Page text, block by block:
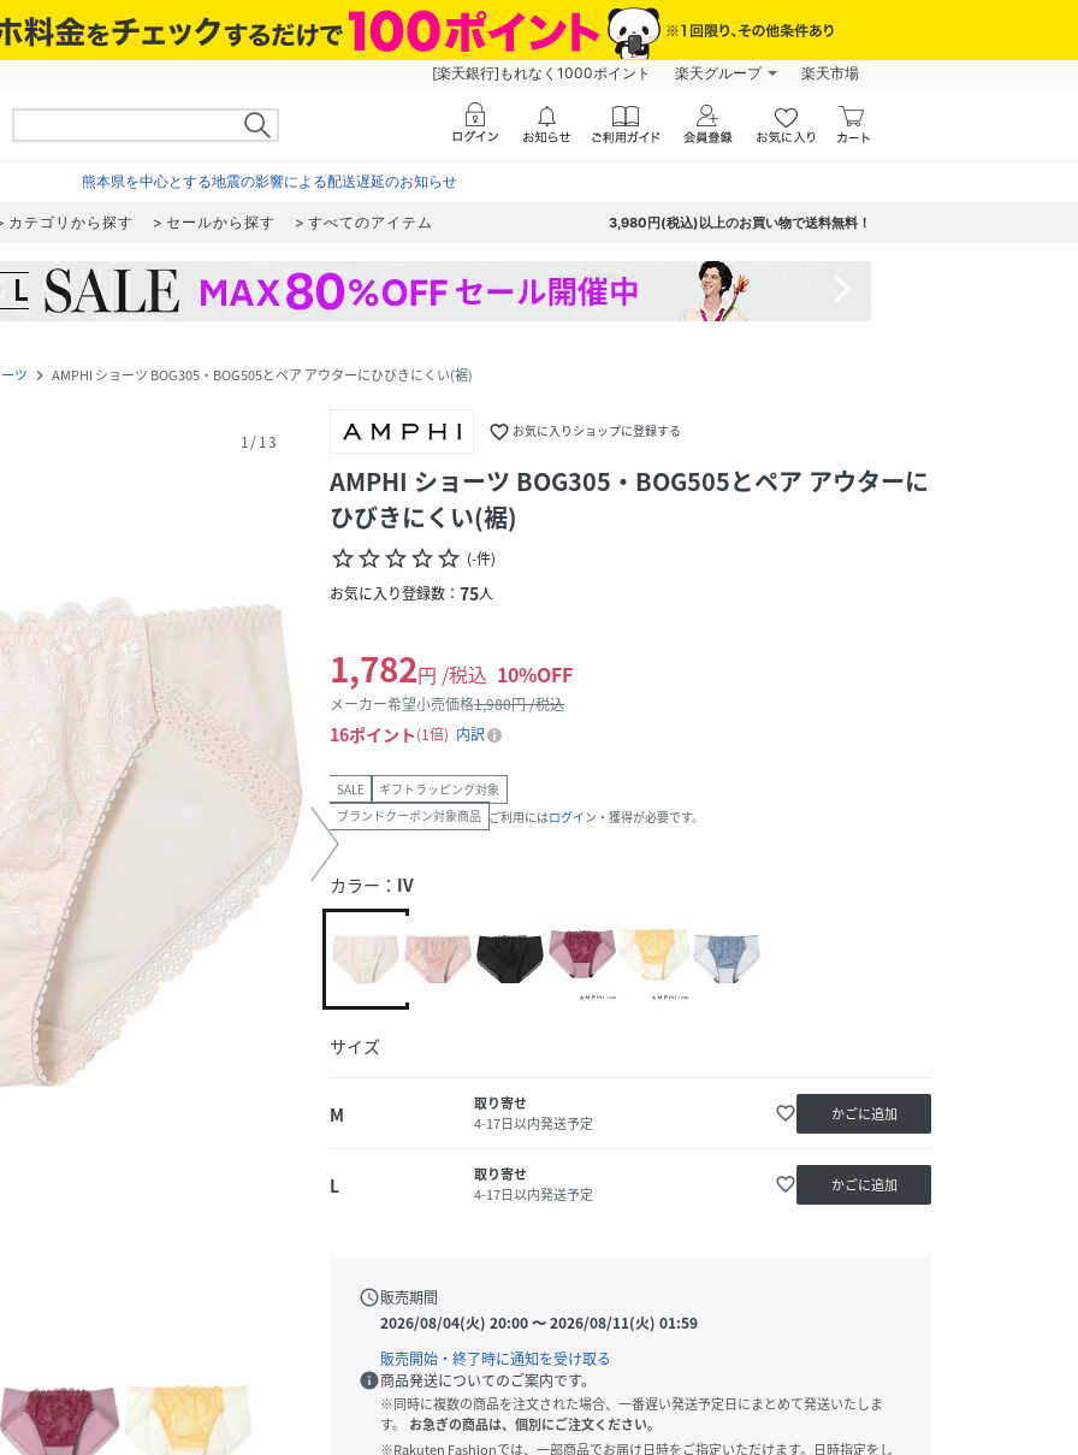
[楽天銀行]もれなく1000ポイント 楽天グループ 楽天市場
熊本県を中心とする地震の影響による配送遅延のお知らせ
カテゴリから探す セールから探す すべてのアイテム 3,980円(税込)以上のお買い物で送料無料！
ツ navigate_next AMPHI ショーツ BOG305・BOG505とペア アウターにひびきにくい(裾)
1/13 favorite_border お気に入りショップに登録する
AMPHI ショーツ BOG305・BOG505とペア アウターに
ひびきにくい(裾)
star_borderstar_borderstar_borderstar_borderstar_border (-件)
お気に入り登録数： 75人
1,782円 /税込 10%OFF
メーカー希望小売価格1,980円 /税込
16ポイント 1倍 内訳
SALE
ギフトラッピング対象
ブランドクーポン対象商品 ご利用にはログイン ・獲得が必要です。
カラー： IV
サイズ
M
取り寄せ
4-17日以内発送予定
favorite_border かごに追加
L
取り寄せ
4-17日以内発送予定
favorite_border かごに追加
schedule販売期間
2026/08/04(火) 20:00〜2026/08/11(火) 01:59
販売開始・終了時に通知を受け取る
info商品発送についてのご案内です。
※同時に複数の商品を注文された場合、一番遅い発送予定日にまとめて発送いたしま
す。
お急ぎの商品は、個別にご注文ください。
※Rakuten Fashionでは、一部商品でお届け日時をご指定いただけます。日時指定をし